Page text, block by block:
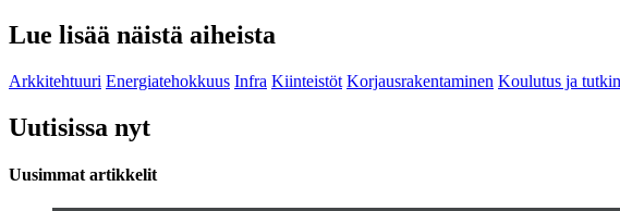
Lue lisää näistä aiheista
Arkkitehtuuri Energiatehokkuus Infra Kiinteistöt Korjausrakentaminen Koulutus ja
Uutisissa nyt
Uusimmat artikkelit